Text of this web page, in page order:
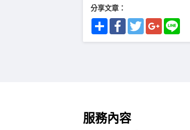
分享文章：
ShareFacebookTwitterGoogle+Line
服務內容